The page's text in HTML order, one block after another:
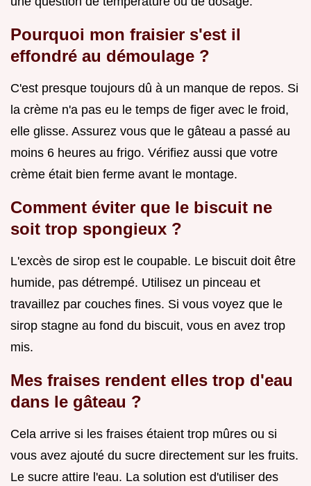
Pourquoi mon fraisier s'est il
effondré au démoulage ?
C'est presque toujours dû à un manque de repos. Si
la crème n'a pas eu le temps de figer avec le froid,
elle glisse. Assurez vous que le gâteau a passé au
moins 6 heures au frigo. Vérifiez aussi que votre
crème était bien ferme avant le montage.
Comment éviter que le biscuit ne
soit trop spongieux ?
L'excès de sirop est le coupable. Le biscuit doit être
humide, pas détrempé. Utilisez un pinceau et
travaillez par couches fines. Si vous voyez que le
sirop stagne au fond du biscuit, vous en avez trop
mis.
Mes fraises rendent elles trop d'eau
dans le gâteau ?
Cela arrive si les fraises étaient trop mûres ou si
vous avez ajouté du sucre directement sur les fruits.
Le sucre attire l'eau. La solution est d'utiliser des